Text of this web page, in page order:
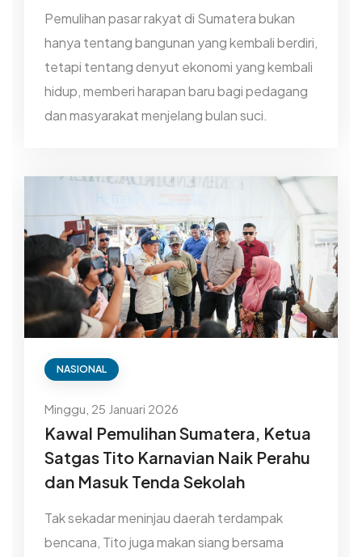
Pemulihan pasar rakyat di Sumatera bukan
hanya tentang bangunan yang kembali berdiri,
tetapi tentang denyut ekonomi yang kembali
hidup, memberi harapan baru bagi pedagang
dan masyarakat menjelang bulan suci.
NASIONAL
Minggu, 25 Januari 2026
Kawal Pemulihan Sumatera, Ketua
Satgas Tito Karnavian Naik Perahu
dan Masuk Tenda Sekolah
Tak sekadar meninjau daerah terdampak
bencana, Tito juga makan siang bersama